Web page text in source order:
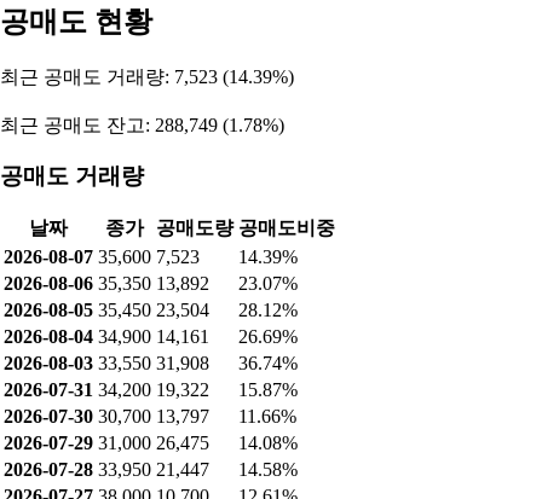
자산 비율
자산총계 부채비율 자본비율
매출 구성
구성 요소
비율
Driver-IC
91.96%
8.04%
공매도 현황
최근 공매도 거래량: 7,523 (14.39%)
최근 공매도 잔고: 288,749 (1.78%)
공매도 거래량